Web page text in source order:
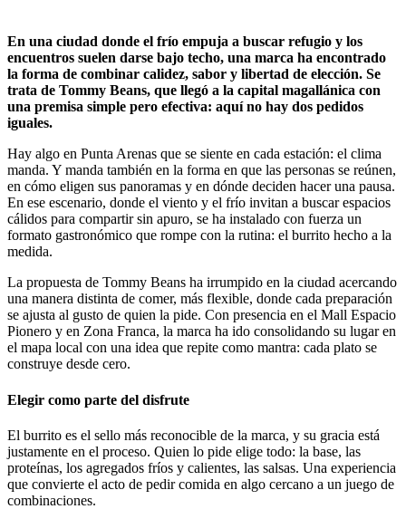
En una ciudad donde el frío empuja a buscar refugio y los
encuentros suelen darse bajo techo, una marca ha encontrado
la forma de combinar calidez, sabor y libertad de elección. Se
trata de Tommy Beans, que llegó a la capital magallánica con
una premisa simple pero efectiva: aquí no hay dos pedidos
iguales.
Hay algo en Punta Arenas que se siente en cada estación: el clima
manda. Y manda también en la forma en que las personas se reúnen,
en cómo eligen sus panoramas y en dónde deciden hacer una pausa.
En ese escenario, donde el viento y el frío invitan a buscar espacios
cálidos para compartir sin apuro, se ha instalado con fuerza un
formato gastronómico que rompe con la rutina: el burrito hecho a la
medida.
La propuesta de Tommy Beans ha irrumpido en la ciudad acercando
una manera distinta de comer, más flexible, donde cada preparación
se ajusta al gusto de quien la pide. Con presencia en el Mall Espacio
Pionero y en Zona Franca, la marca ha ido consolidando su lugar en
el mapa local con una idea que repite como mantra: cada plato se
construye desde cero.
Elegir como parte del disfrute
El burrito es el sello más reconocible de la marca, y su gracia está
justamente en el proceso. Quien lo pide elige todo: la base, las
proteínas, los agregados fríos y calientes, las salsas. Una experiencia
que convierte el acto de pedir comida en algo cercano a un juego de
combinaciones.